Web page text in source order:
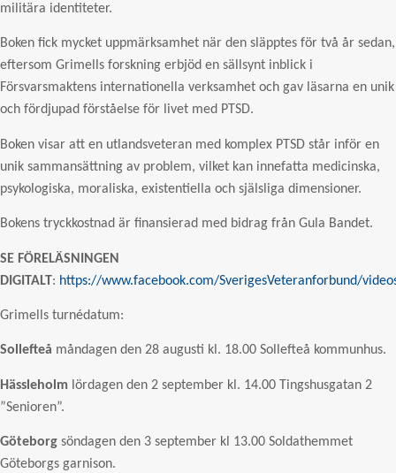
militära identiteter.
Boken fick mycket uppmärksamhet när den släpptes för två år sedan,
eftersom Grimells forskning erbjöd en sällsynt inblick i
Försvarsmaktens internationella verksamhet och gav läsarna en unik
och fördjupad förståelse för livet med PTSD.
Boken visar att en utlandsveteran med komplex PTSD står inför en
unik sammansättning av problem, vilket kan innefatta medicinska,
psykologiska, moraliska, existentiella och själsliga dimensioner.
Bokens tryckkostnad är finansierad med bidrag från Gula Bandet.
SE FÖRELÄSNINGEN
DIGITALT: https://www.facebook.com/SverigesVeteranforbund/
Grimells turnédatum:
Sollefteå måndagen den 28 augusti kl. 18.00 Sollefteå kommunhus.
Hässleholm lördagen den 2 september kl. 14.00 Tingshusgatan 2
”Senioren”.
Göteborg söndagen den 3 september kl 13.00 Soldathemmet
Göteborgs garnison.